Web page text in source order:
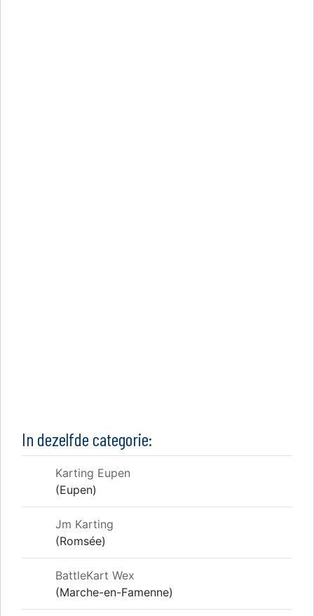
In dezelfde categorie:
Karting Eupen
(Eupen)
Jm Karting
(Romsée)
BattleKart Wex
(Marche-en-Famenne)